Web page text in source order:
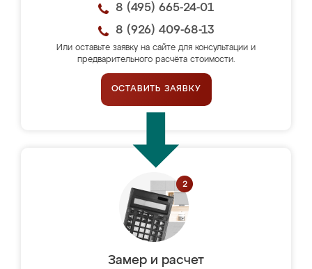
8 (495) 665-24-01
8 (926) 409-68-13
Или оставьте заявку на сайте для консультации и
предварительного расчёта стоимости.
ОСТАВИТЬ ЗАЯВКУ
Замер и расчет